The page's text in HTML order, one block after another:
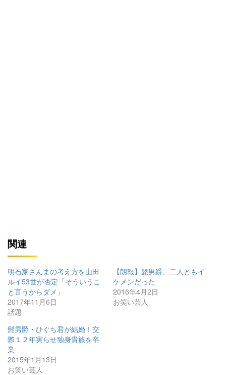
関連
明石家さんまの考え方を山田
ルイ53世が否定「そういうこ
と言うからダメ」
2017年11月6日
話題
【朗報】髭男爵、二人ともイ
ケメンだった
2016年4月2日
お笑い芸人
髭男爵・ひぐち君が結婚！交
際１２年実らせ独身貴族を卒
業
2015年1月13日
お笑い芸人